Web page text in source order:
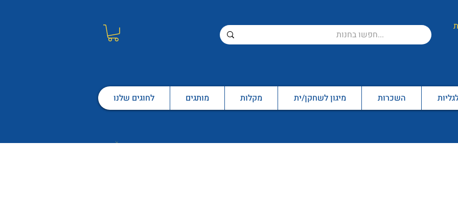
השכרות מיגון לשחקן/ית מקלות מותגים לחוגים שלנו